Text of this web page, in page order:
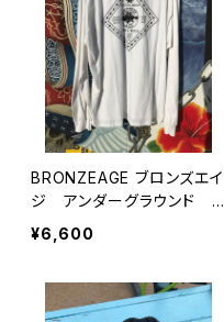
BRONZEAGE ブロンズエイ
ジ アンダーグラウンド U
SA ロングスリーブTシャツ
¥6,600